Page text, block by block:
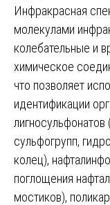
Инфракрасная
молекулами
колебательные и
химическое
что позволяет
идентификации
сульфогрупп,
колец),
поглощения
мостиков),